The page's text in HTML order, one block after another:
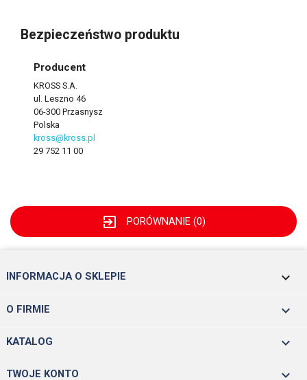
Bezpieczeństwo produktu
Producent
KROSS S.A.
ul. Leszno 46
06-300 Przasnysz
Polska
kross@kross.pl
29 752 11 00
exit_to_app PORÓWNANIE (0)
INFORMACJA O SKLEPIE keyboard_arrow_down
O FIRMIE 
KATALOG 
TWOJE KONTO 